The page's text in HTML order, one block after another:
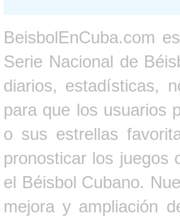
BeisbolEnCuba.com
Serie Nacional de
diarios, estadísticas,
para que los usuarios
o sus estrellas
pronosticar los juegos
el Béisbol Cubano.
mejora y ampliación